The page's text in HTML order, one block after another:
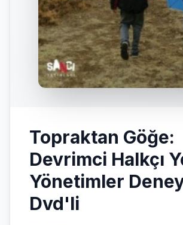
Topraktan Göğe:
Devrimci Halkçı
Yönetimler
Dvd'li